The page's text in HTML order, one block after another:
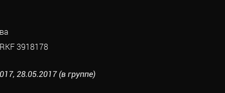
3918178
28.05.2017 (в группе)